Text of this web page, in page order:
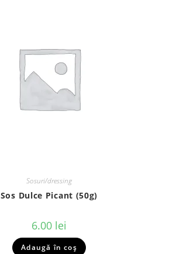
Sosuri/dressing
Sos Dulce Picant (50g)
6.00 lei
Adaugă în coș